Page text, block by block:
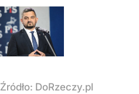
Źródło: DoRzeczy.pl